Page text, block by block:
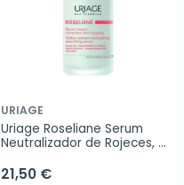
URIAGE
Uriage Roseliane Serum
Neutralizador de Rojeces,
21,50 €